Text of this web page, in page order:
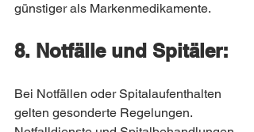
günstiger als Markenmedikamente.
8. Notfälle und Spitäler:
Bei Notfällen oder Spitalaufenthalten
gelten gesonderte Regelungen.